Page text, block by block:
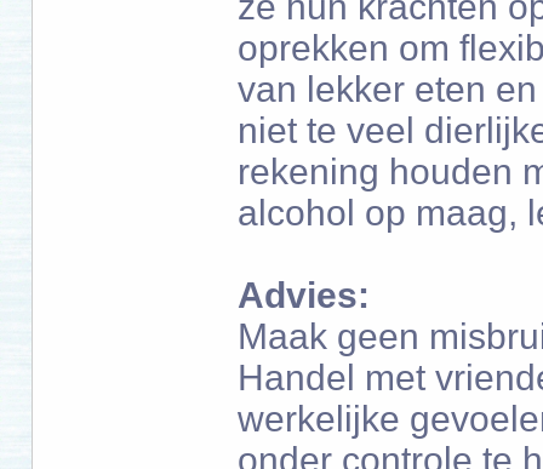
oprekken om
van lekker eten
niet te veel
rekening houden
alcohol op maag,
Advies:
Maak geen
Handel met
werkelijke
onder controle te